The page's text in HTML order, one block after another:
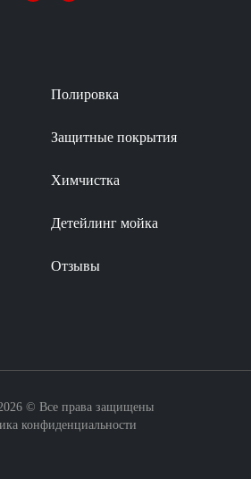
Полировка
Защитные покрытия
Химчистка
Детейлинг мойка
Отзывы
© Все права защищены
конфиденциальности